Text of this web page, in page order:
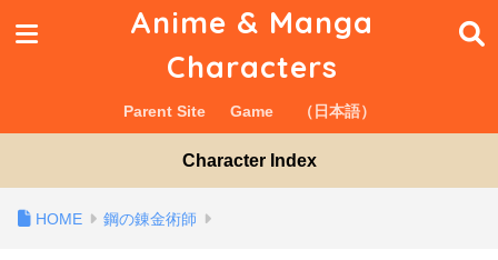
Anime & Manga
Characters
Parent Site Game （日本語）
Character Index
鋼の錬金術師